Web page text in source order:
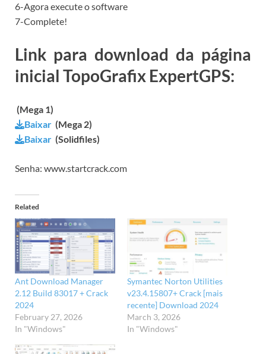
6-Agora execute o software
7-Complete!
Link para download da página
inicial TopoGrafix ExpertGPS:
(Mega 1)
Baixar (Mega 2)
Baixar (Solidfiles)
Senha: www.startcrack.com
Related
Ant Download Manager
2.12 Build 83017 + Crack
2024
February 27, 2026
In "Windows"
Symantec Norton Utilities
v23.4.15807+ Crack [mais
recente] Download 2024
March 3, 2026
In "Windows"